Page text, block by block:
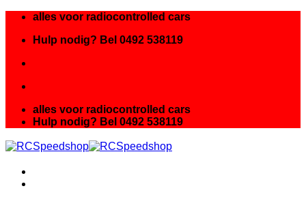
inhoud
alles voor radiocontrolled cars
Hulp nodig? Bel 0492 538119
alles voor radiocontrolled cars
Hulp nodig? Bel 0492 538119